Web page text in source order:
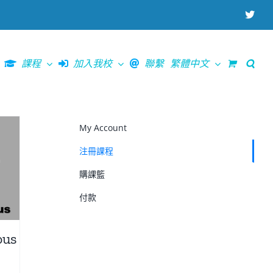
X
課程 加入我校 聯繫 繁體中文
My Account
注冊課程
購課籃
付款